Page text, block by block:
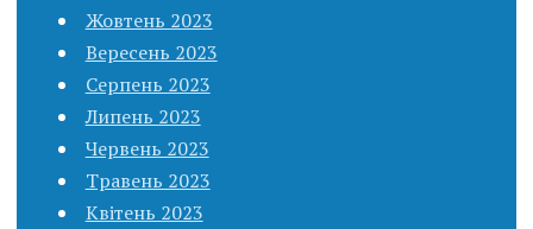
Жовтень 2023
Вересень 2023
Серпень 2023
Липень 2023
Червень 2023
Травень 2023
Квітень 2023